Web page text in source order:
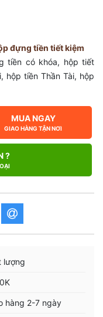
đựng tiền tiết kiệm
tiền có khóa, hộp tiết
, hộp tiền Thần Tài, hộp
MUA NGAY
GIAO HÀNG TẬN NƠI
?
lượng
hàng 2-7 ngày